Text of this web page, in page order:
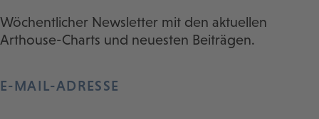
Wöchentlicher Newsletter mit den aktuellen
Arthouse-Charts und neuesten Beiträgen.
E-MAIL-ADRESSE